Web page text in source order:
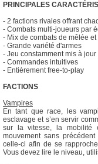
PRINCIPALES
- 2 factions rivales offrant
- Combats multi-joueurs par
- Mix de combats de mêlée
- Grande variété d'armes
- Jeu constamment mis à jour
- Commandes intuitives
- Entièrement free-to-play
FACTIONS
Vampires
En tant que race, les
esclavage et s’en servir
sur la vitesse, la mobilité
mouvement sans
celle-ci afin de se
Vous devez lire le niveau,